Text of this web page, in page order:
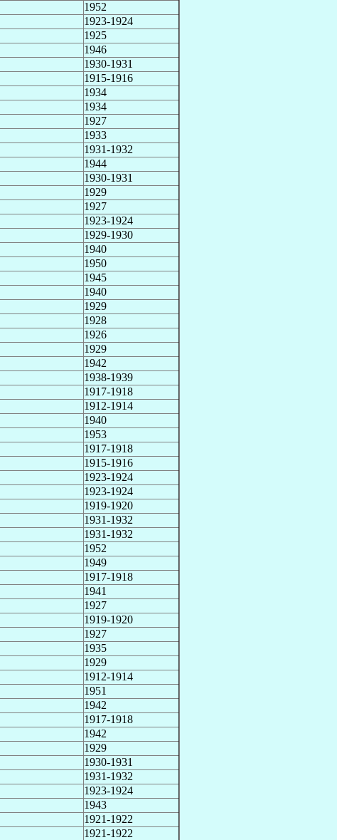
1952
1923-1924
1925
1946
1930-1931
1915-1916
1934
1934
1927
1933
1931-1932
1944
1930-1931
1929
1927
1923-1924
1929-1930
1940
1950
1945
1940
1929
1928
1926
1929
1942
1938-1939
1917-1918
1912-1914
1940
1953
1917-1918
1915-1916
1923-1924
1923-1924
1919-1920
1931-1932
1931-1932
1952
1949
1917-1918
1941
1927
1919-1920
1927
1935
1929
1912-1914
1951
1942
1917-1918
1942
1929
1930-1931
1931-1932
1923-1924
1943
1921-1922
1921-1922